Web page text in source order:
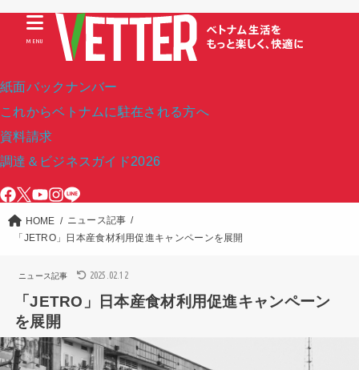
紙面バックナンバー
これからベトナムに駐在される方へ
資料請求
調達＆ビジネスガイド2026
MENU
HOME
ニュース記事
「JETRO」日本産食材利用促進キャンペーンを展開
ニュース記事 2025.02.12
「JETRO」日本産食材利用促進キャンペーン
を展開